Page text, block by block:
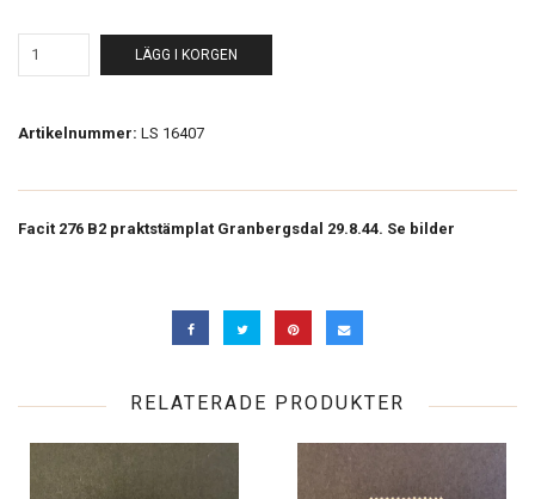
LÄGG I KORGEN
Artikelnummer: LS 16407
Facit 276 B2 praktstämplat Granbergsdal 29.8.44. Se bilder
RELATERADE PRODUKTER